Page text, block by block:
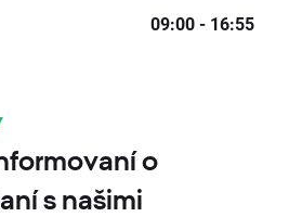
09:00 - 16:55
o
s našimi